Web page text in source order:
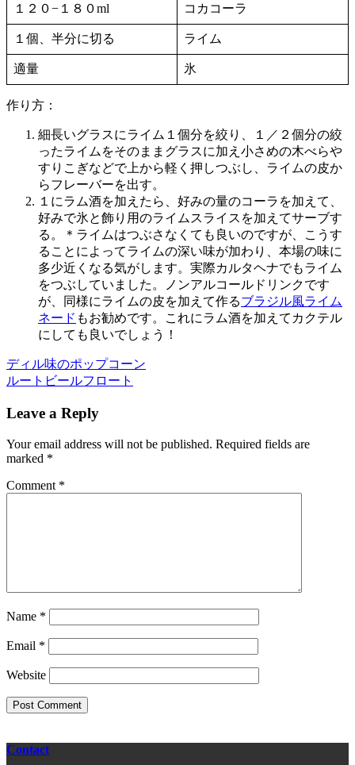
１２０−１８０ml コカコーラ
１個、半分に切る ライム
適量 氷
作り方：
細長いグラスにライム１個分を絞り、１／２個分の絞
ったライムをそのままグラスに加え小さめの木べらや
すりこぎなどで上から軽く押しつぶし、ライムの皮か
らフレーバーを出す。
１にラム酒を加えたら、好みの量のコーラを加えて、
好みで氷と飾り用のライムスライスを加えてサーブす
る。＊ライムはつぶさなくても良いのですが、こうす
ることによってライムの深い味が加わり、本場の味に
多少近くなる気がします。実際カルタヘナでもライム
をつぶしていました。ノンアルコールドリンクです
が、同様にライムの皮を加えて作るブラジル風ライム
ネード もお勧めです。これにラム酒を加えてカクテル
にしても良いでしょう！
Previous
Post:
ディル味のポップコーン
Next
ルートビールフロート
Interactions
Leave a Reply
Your email address will not be published. Required fields are
marked *
Comment *
Name *
Email *
Website
Contact